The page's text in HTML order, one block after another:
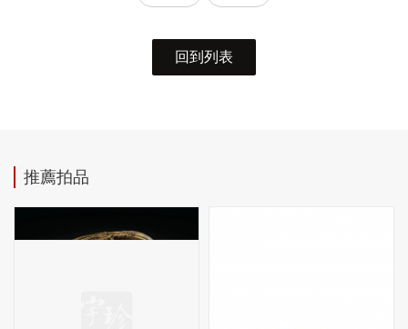
回到列表
推薦拍品